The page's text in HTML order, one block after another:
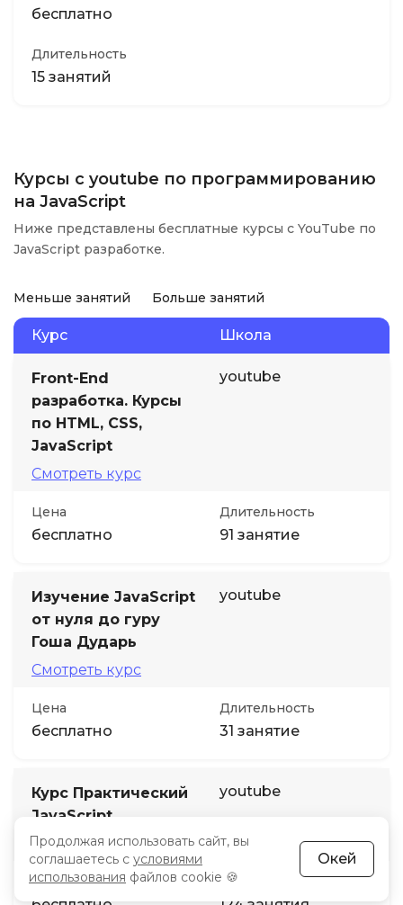
бесплатно
Длительность
15 занятий
Курсы с youtube по программированию
на JavaScript
Ниже представлены бесплатные курсы с YouTube по
JavaScript разработке.
Меньше занятий Больше занятий
Курс Школа
Front-End
разработка. Курсы
по HTML, CSS,
JavaScript
Смотреть курс
youtube
Цена
бесплатно
Длительность
91 занятие
Изучение JavaScript
от нуля до гуру
Гоша Дударь
Смотреть курс
youtube
Цена
бесплатно
Длительность
31 занятие
Курс Практический
JavaScript
Смотреть курс
youtube
Цена Длительность
Продолжая использовать сайт, вы
соглашаетесь с условиями
использования файлов cookie 🍪
Окей